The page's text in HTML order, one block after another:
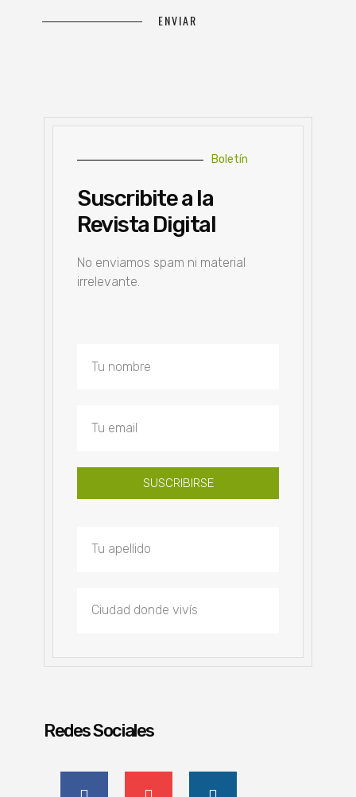
Boletín
Suscribite a la
Revista Digital
No enviamos spam ni material
irrelevante.
SUSCRIBIRSE
Redes Sociales